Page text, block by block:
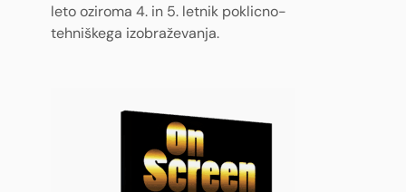
leto oziroma 4. in 5. letnik poklicno-
tehniškega izobraževanja.